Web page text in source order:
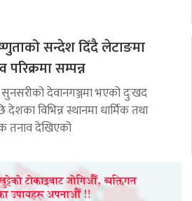
सन्देश दिँदै लेटाङमा
परिक्रमा सम्पन्न
देवानगञ्जमा भएको दुःखद
देशका विभिन्न स्थानमा धार्मिक तथा
तनाव देखिएको